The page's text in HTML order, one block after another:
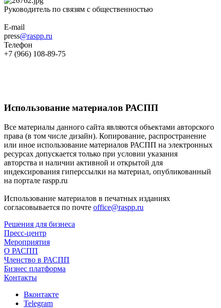
Руководитель по связям с общественностью
E-mail
press@raspp.ru
Телефон
+7 (966) 108-89-75
Использование материалов РАСПП
Все материалы данного сайта являются объектами авторского
права (в том числе дизайн). Копирование, распространение
или иное использование материалов РАСПП на электронных
ресурсах допускается только при условии указания
авторства и наличии активной и открытой для
индексирования гиперссылки на материал, опубликованный
на портале raspp.ru
Использование материалов в печатных изданиях
согласовывается по почте office@raspp.ru
Решения для бизнеса
Пресс-центр
Мероприятия
О РАСПП
Членство в РАСПП
Бизнес платформа
Контакты
Вконтакте
Telegram